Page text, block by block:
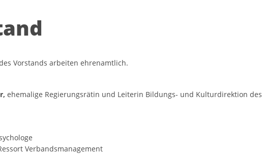
Vorstands arbeiten ehrenamtlich.
ehemalige Regierungsrätin und Leiterin Bildungs- und Kulturdirektion des
Verbandsmanagement